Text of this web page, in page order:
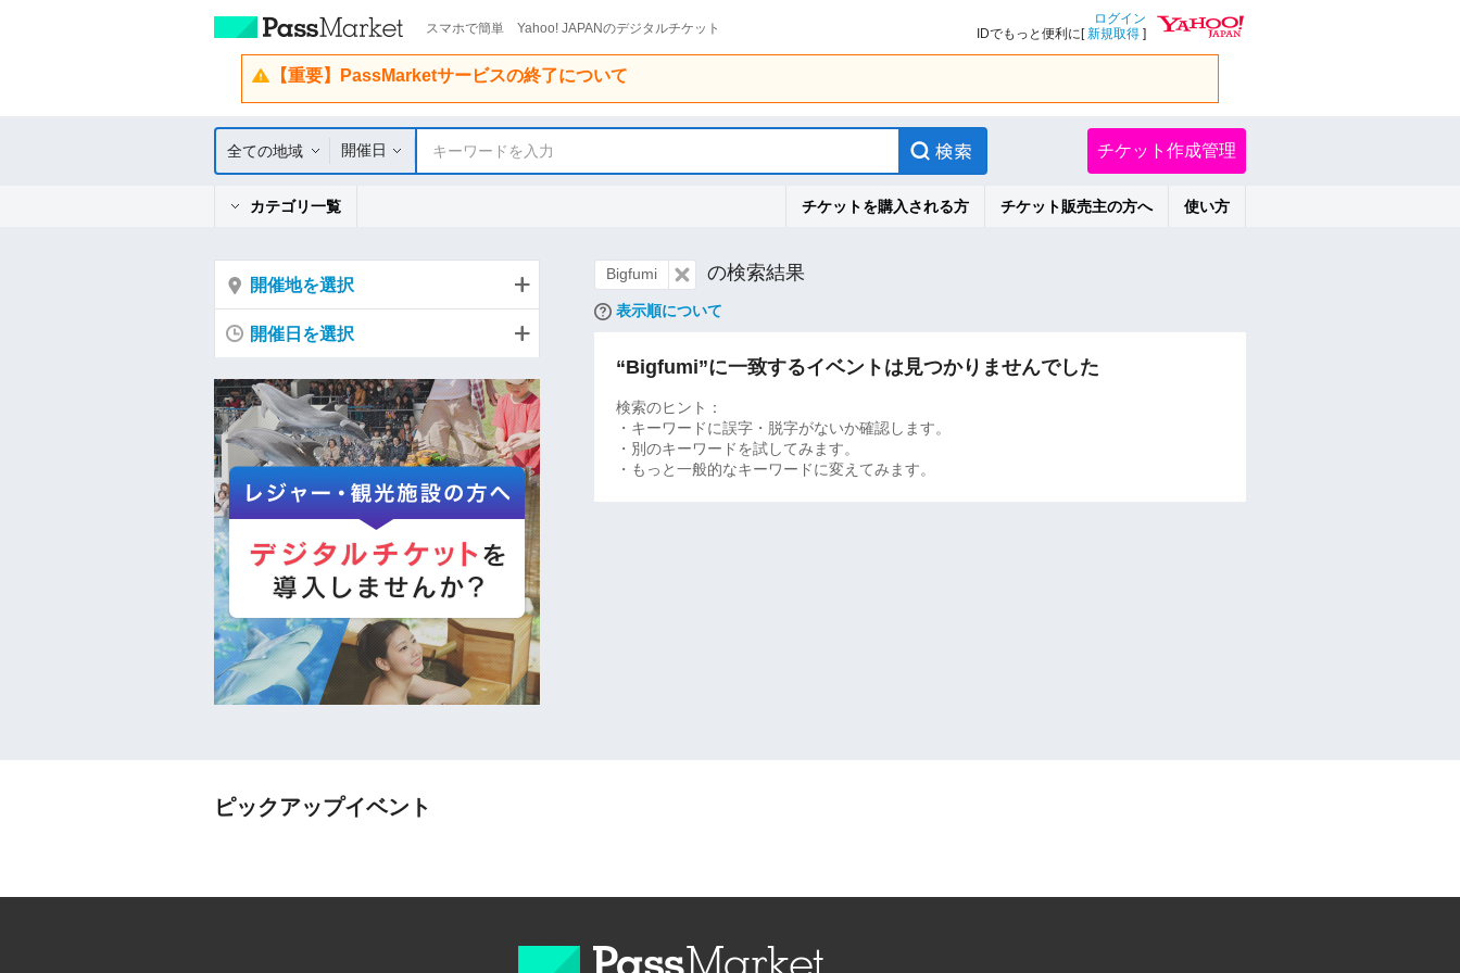
スマホで簡単 Yahoo! JAPANのデジタルチケット
ログイン
IDでもっと便利に[新規取得 ]
【重要】PassMarketサービスの終了について
全ての地域 開催日 キーワードを入力 チケット作成管理
カテゴリ一覧 チケットを購入される方 チケット販売主の方へ 使い方
Bigfumi の検索結果
表示順について
“Bigfumi”に一致するイベントは見つかりませんでした
検索のヒント：
・キーワードに誤字・脱字がないか確認します。
・別のキーワードを試してみます。
・もっと一般的なキーワードに変えてみます。
開催地を選択
開催日を選択
ピックアップイベント